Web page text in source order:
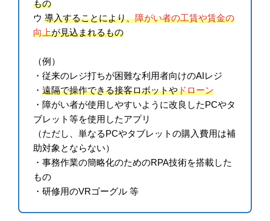
もの
ウ 導入することにより、障がい者の工賃や賃金の
向上が見込まれるもの
（例）
・従来のレジ打ちが困難な利用者向けのAIレジ
・ 遠隔で操作できる接客ロボットやドローン
・障がい者が使用しやすいように改良したPCやタ
ブレット等を使用したアプリ
（ただし、単なるPCやタブレットの購入費用は補
助対象とならない）
・事務作業の簡略化のためのRPA技術を搭載した
もの
・研修用のVRゴーグル 等